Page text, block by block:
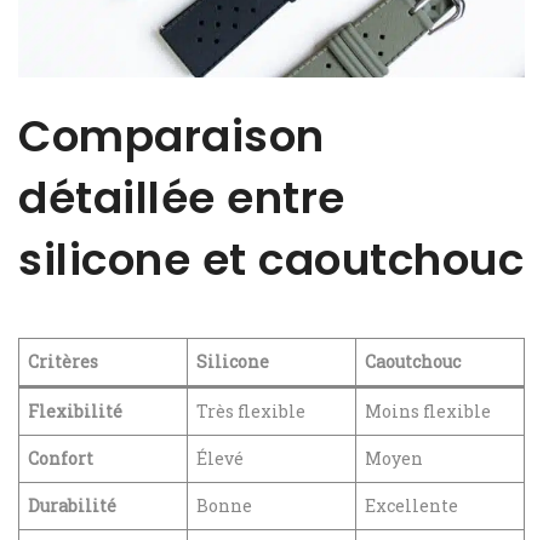
Comparaison
détaillée entre
silicone et caoutchouc
Critères Silicone Caoutchouc
Flexibilité Très flexible Moins flexible
Confort Élevé Moyen
Durabilité Bonne Excellente